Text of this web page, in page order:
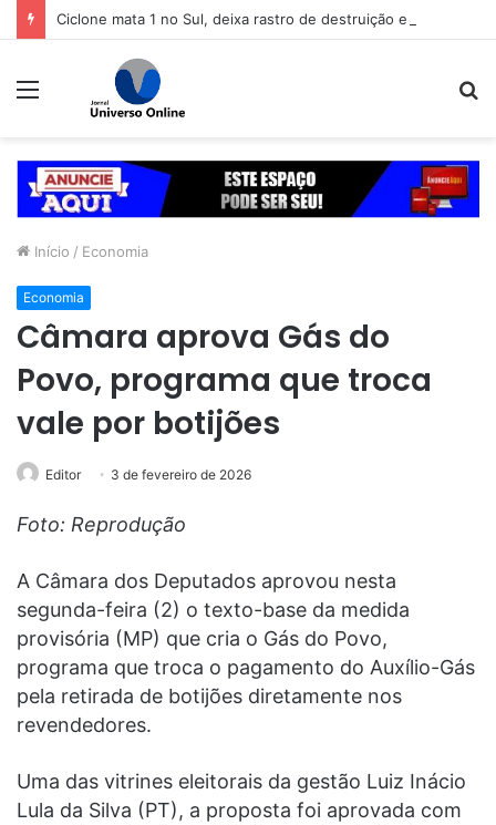
Menu
Início / Economia
Economia
Câmara aprova Gás do
Povo, programa que troca
vale por botijões
Editor 3 de fevereiro de 2026
Foto: Reprodução
A Câmara dos Deputados aprovou nesta
segunda-feira (2) o texto-base da medida
provisória (MP) que cria o Gás do Povo,
programa que troca o pagamento do Auxílio-Gás
pela retirada de botijões diretamente nos
revendedores.
Uma das vitrines eleitorais da gestão Luiz Inácio
Lula da Silva (PT), a proposta foi aprovada com